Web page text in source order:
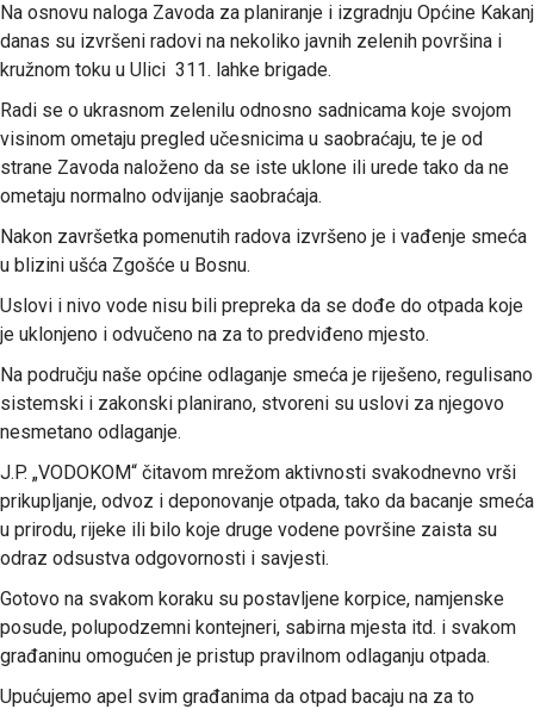
Na osnovu naloga Zavoda za planiranje i izgradnju Općine Kakanj
danas su izvršeni radovi na nekoliko javnih zelenih površina i
kružnom toku u Ulici 311. lahke brigade.
Radi se o ukrasnom zelenilu odnosno sadnicama koje svojom
visinom ometaju pregled učesnicima u saobraćaju, te je od
strane Zavoda naloženo da se iste uklone ili urede tako da ne
ometaju normalno odvijanje saobraćaja.
Nakon završetka pomenutih radova izvršeno je i vađenje smeća
u blizini ušća Zgošće u Bosnu.
Uslovi i nivo vode nisu bili prepreka da se dođe do otpada koje
je uklonjeno i odvučeno na za to predviđeno mjesto.
Na području naše općine odlaganje smeća je riješeno, regulisano
sistemski i zakonski planirano, stvoreni su uslovi za njegovo
nesmetano odlaganje.
J.P. „VODOKOM“ čitavom mrežom aktivnosti svakodnevno vrši
prikupljanje, odvoz i deponovanje otpada, tako da bacanje smeća
u prirodu, rijeke ili bilo koje druge vodene površine zaista su
odraz odsustva odgovornosti i savjesti.
Gotovo na svakom koraku su postavljene korpice, namjenske
posude, polupodzemni kontejneri, sabirna mjesta itd. i svakom
građaninu omogućen je pristup pravilnom odlaganju otpada.
Upućujemo apel svim građanima da otpad bacaju na za to